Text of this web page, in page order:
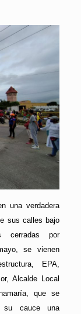
una verdadera
sus calles bajo
cerradas por
se vienen
EPA,
Alcalde Local
que se
su cauce una